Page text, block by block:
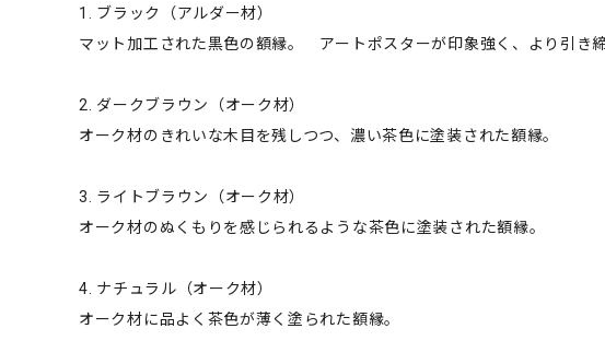
1. ブラック（アルダー材）
マット加工された黒色の額縁。 アートポスターが印象強く、より引き締
2. ダークブラウン（オーク材）
オーク材のきれいな木目を残しつつ、濃い茶色に塗装された額縁。
3. ライトブラウン（オーク材）
オーク材のぬくもりを感じられるような茶色に塗装された額縁。
4. ナチュラル（オーク材）
オーク材に品よく茶色が薄く塗られた額縁。